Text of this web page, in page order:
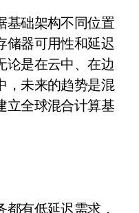
基础架构不同位置
储器可用性和延迟
论是在云中、在边
，未来的趋势是混
立全球混合计算基
有低延迟需求，